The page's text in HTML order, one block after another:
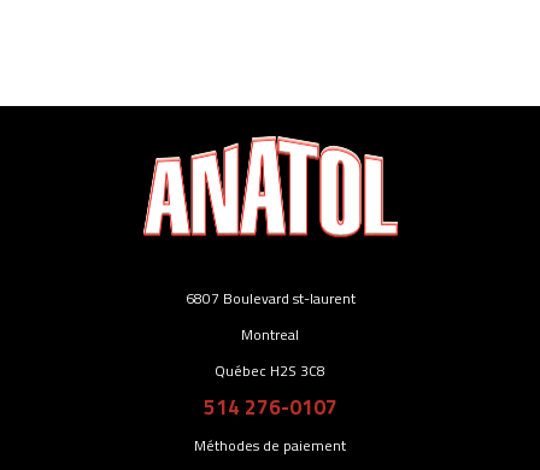
6807 Boulevard st-laurent
Montreal
Québec H2S 3C8
514 276-0107
Méthodes de paiement